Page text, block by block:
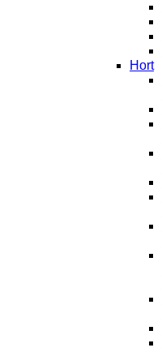
Hort